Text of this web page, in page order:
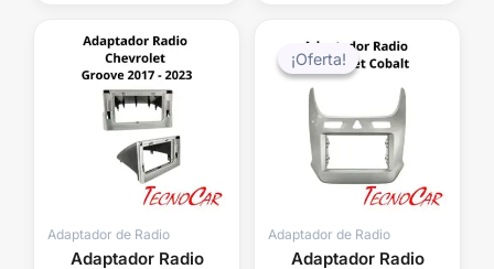
Adaptador de Radio
Adaptador Radio
¡Oferta!
¡Oferta!
Adaptador de Radio
Adaptador Radio
precio
original
$48.000.